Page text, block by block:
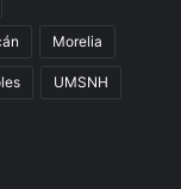
Morelia
UMSNH